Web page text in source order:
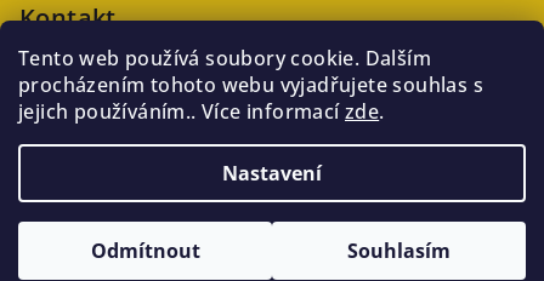
Tento web používá soubory cookie. Dalším
procházením tohoto webu vyjadřujete souhlas s
jejich používáním.. Více informacízde.
Nastavení
Odmítnout Souhlasím
Kontakt
veronika @kaftanlicious.cz
+420723126237
Kaftanlicious